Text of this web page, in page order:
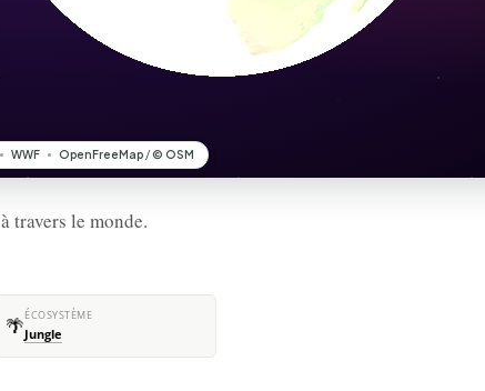
à travers le monde.
🌴ÉCOSYSTÈME
Jungle